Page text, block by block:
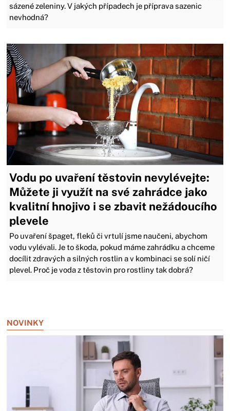
sázené zeleniny. V jakých případech je příprava sazenic
nevhodná?
Vodu po uvaření těstovin nevylévejte:
Můžete ji využít na své zahrádce jako
kvalitní hnojivo i se zbavit nežádoucího
plevele
Po uvaření špaget, fleků či vrtulí jsme naučeni, abychom
vodu vylévali. Je to škoda, pokud máme zahrádku a chceme
docílit zdravých a silných rostlin a v kombinaci se solí ničí
plevel. Proč je voda z těstovin pro rostliny tak dobrá?
NOVINKY